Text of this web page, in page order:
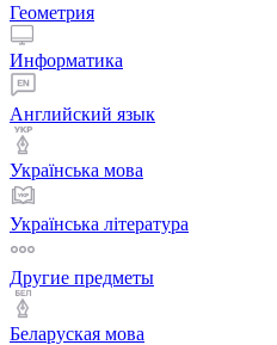
Геометрия
Информатика
Английский язык
Українська мова
Українська література
Другие предметы
Беларуская мова